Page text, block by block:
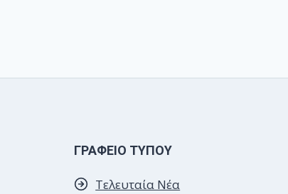
ΓΡΑΦΕΙΟ ΤΥΠΟΥ
Τελευταία Νέα